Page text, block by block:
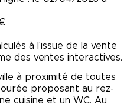
à l'issue de la vente
des ventes interactives.
à proximité de toutes
proposant au rez-
cuisine et un WC. Au